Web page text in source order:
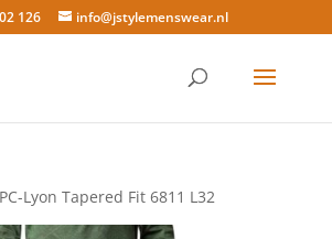
126 info@jstylemenswear.nl
Lyon Tapered Fit 6811 L32